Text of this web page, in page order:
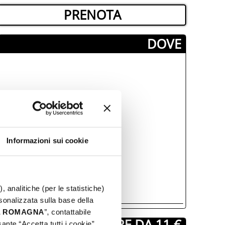
Informazioni sui cookie
analitiche (per le statistiche)
sulla base della
ROMAGNA”, contattabile
PRENOTA
­DOVE